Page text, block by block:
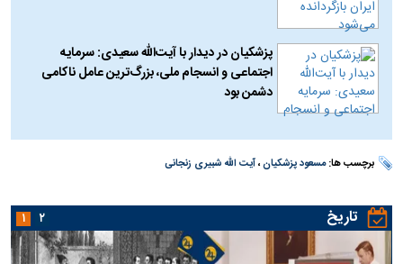
پزشکیان در دیدار با آیت‌الله سعیدی: سرمایه
اجتماعی و انسجام ملی، بزرگ‌ترین عامل ناکامی
دشمن بود
برچسب ها:مسعود پزشکیان،آیت الله شبیری زنجانی
تاریخ ۱ ۲